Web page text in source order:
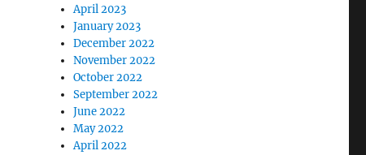
April 2023
January 2023
December 2022
November 2022
October 2022
September 2022
June 2022
May 2022
April 2022